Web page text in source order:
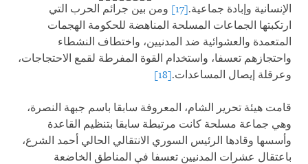
الإنسانية وإبادة جماعية.[17]
ومن بين جرائم الحرب التي
ارتكبتها الجماعات المسلحة المناهضة للحكومة الهجمات
المتعمدة والعشوائية ضد المدنيين، واختطاف النشطاء
واحتجازهم تعسفا، واستخدام القوة المفرطة لقمع الاحتجاجات،
وعرقلة إيصال المساعدات.[18]
قامت هيئة تحرير الشام، المعروفة سابقا باسم جبهة النصرة،
وهي جماعة مسلحة كانت مرتبطة سابقا بتنظيم القاعدة
وأسسها وقادها الرئيس السوري الانتقالي الحالي أحمد الشرع،
باعتقال عشرات المدنيين تعسفا في المناطق الخاضعة